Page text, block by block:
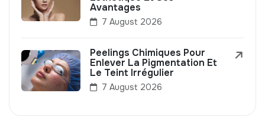
Avantages
7 August 2026
Peelings Chimiques Pour
Enlever La Pigmentation Et
Le Teint Irrégulier
7 August 2026